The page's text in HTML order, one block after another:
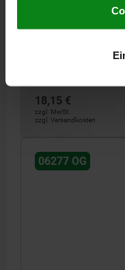
AUSFÜHRUNG
18,15 €
zzgl. MwSt.
zzgl. Versandkosten
06277 OG